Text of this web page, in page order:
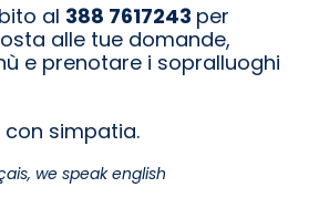
al 388 7617243 per
alle tue domande,
e prenotare i sopralluoghi
simpatia.
we speak english